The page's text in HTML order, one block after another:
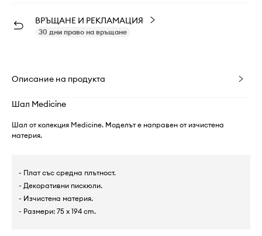
ВРЪЩАНЕ И РЕКЛАМАЦИЯ
30 дни право на връщане
Описание на продукта
Шал Medicine
Шал от колекция Medicine. Моделът е направен от изчистена
материя.
- Плат със средна плътност.
- Декоративни пискюли.
- Изчистена материя.
- Размери: 75 x 194 cm.